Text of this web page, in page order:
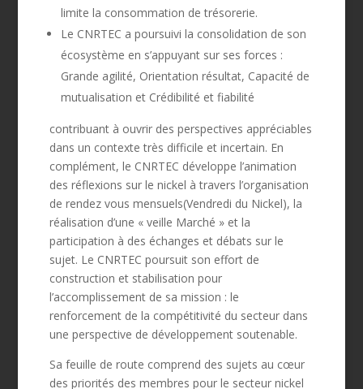
limite la consommation de trésorerie.
Le CNRTEC a poursuivi la consolidation de son
écosystème en s’appuyant sur ses forces :
Grande agilité, Orientation résultat, Capacité de
mutualisation et Crédibilité et fiabilité
contribuant à ouvrir des perspectives appréciables
dans un contexte très difficile et incertain. En
complément, le CNRTEC développe l’animation
des réflexions sur le nickel à travers l’organisation
de rendez vous mensuels(Vendredi du Nickel), la
réalisation d’une « veille Marché » et la
participation à des échanges et débats sur le
sujet. Le CNRTEC poursuit son effort de
construction et stabilisation pour
l’accomplissement de sa mission : le
renforcement de la compétitivité du secteur dans
une perspective de développement soutenable.
Sa feuille de route comprend des sujets au cœur
des priorités des membres pour le secteur nickel